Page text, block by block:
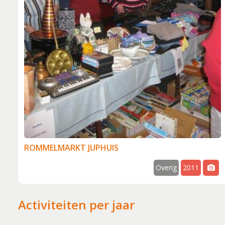
ROMMELMARKT JUPHUIS
Overig 2011
Activiteiten per jaar